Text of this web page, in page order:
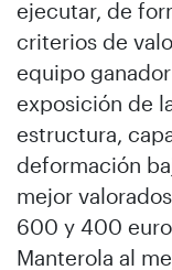
ejecutar, de
criterios de
equipo
exposición de
estructura,
deformación
mejor
600 y 400
Manterola al